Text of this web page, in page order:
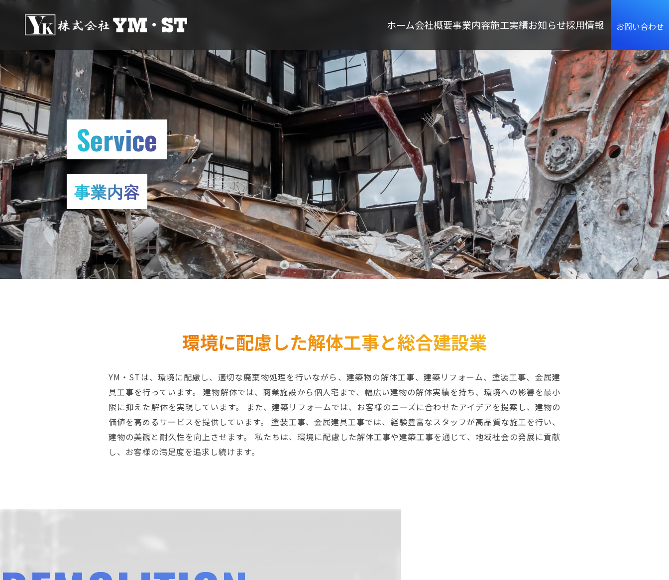
ホーム会社概要事業内容施工実績お知らせ採用情報 お問い合わせ
Service
事業内容
環境に配慮した解体工事と総合建設業
YM・STは、環境に配慮し、適切な廃棄物処理を行いながら、建築物の解体工事、建築リフォーム、塗装工事、金属建
具工事を行っています。 建物解体では、商業施設から個人宅まで、幅広い建物の解体実績を持ち、環境への影響を最小
限に抑えた解体を実現しています。 また、建築リフォームでは、お客様のニーズに合わせたアイデアを提案し、建物の
価値を高めるサービスを提供しています。 塗装工事、金属建具工事では、経験豊富なスタッフが高品質な施工を行い、
建物の美観と耐久性を向上させます。 私たちは、環境に配慮した解体工事や建築工事を通じて、地域社会の発展に貢献
し、お客様の満足度を追求し続けます。